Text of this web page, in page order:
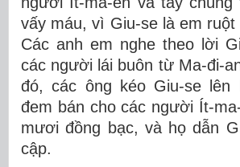
vấy máu, vì Giu-se là em ruột
Các anh em nghe theo lời
các người lái buôn từ Ma-đi-
đó, các ông kéo Giu-se lên
đem bán cho các người Ít-
mươi đồng bạc, và họ dẫn
cập.